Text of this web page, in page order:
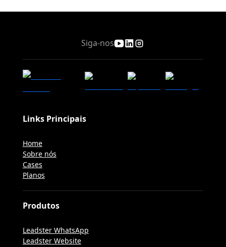
Siga-nos
Links Principais
Home
Sobre nós
Cases
Planos
Produtos
Leadster WhatsApp
Leadster Website